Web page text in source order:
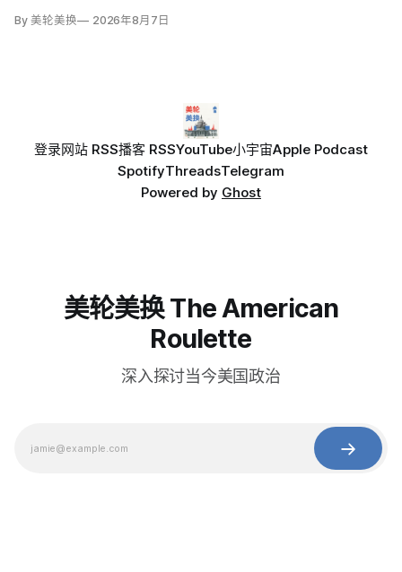
By 美轮美换 2026年8月7日
登录网站 RSS播客 RSSYouTube小宇宙Apple Podcast
SpotifyThreadsTelegram
Powered by Ghost
美轮美换 The American
Roulette
深入探讨当今美国政治